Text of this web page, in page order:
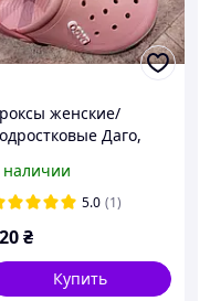
женские/
Даго,
наличии
5.0 (1)
₴
Купить